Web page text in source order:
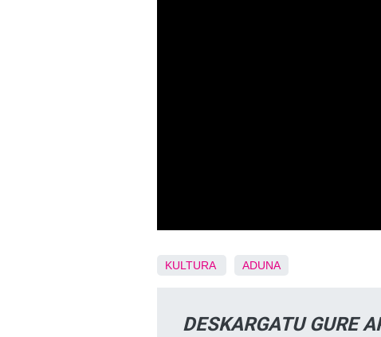
KULTURA ADUNA
DESKARGATU GURE